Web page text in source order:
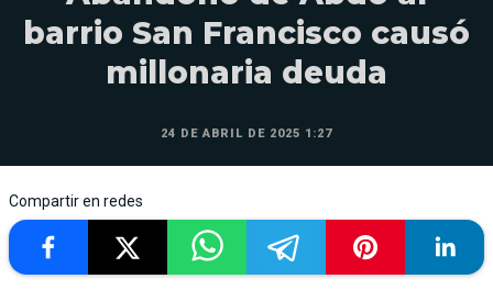
barrio San Francisco causó
millonaria deuda
24 DE ABRIL DE 2025 1:27
Compartir en redes